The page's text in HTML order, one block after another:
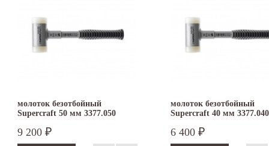
молоток безотбойный
Supercraft 50 мм 3377.050
9 200 ₽
молоток безотбойный
Supercraft 40 мм 3377.040
6 400 ₽